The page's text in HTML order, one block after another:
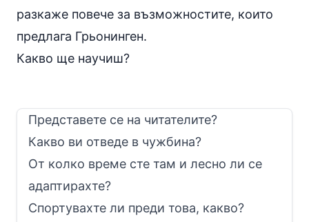
разкаже повече за възможностите, които
предлага Грьонинген.
Какво ще научиш?
Представете се на читателите?
Какво ви отведе в чужбина?
От колко време сте там и лесно ли се
адаптирахте?
Спортувахте ли преди това, какво?